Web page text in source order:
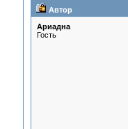
Автор
Ариадна
Гость